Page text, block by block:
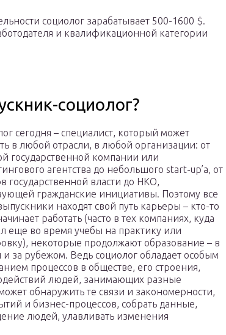
социолог зарабатывает 500-1600 $.
и квалификационной категории
социолог?
сегодня – специалист, который может
в любой отрасли, в любой организации: от
государственной компании или
агентства до небольшого start-up’а, от
государственной власти до НКО,
гражданские инициативы. Поэтому все
находят свой путь карьеры – кто-то
работать (часто в тех компаниях, куда
еще во время учебы на практику или
некоторые продолжают образование – в
и за рубежом. Ведь социолог обладает особым
процессов в обществе, его строения,
людей, занимающих разные
обнаружить те связи и закономерности,
и бизнес-процессов, собрать данные,
людей, улавливать изменения